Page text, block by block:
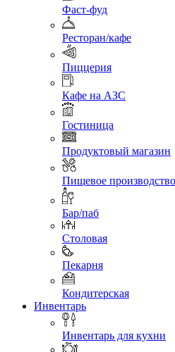
Фаст-фуд
Ресторан/кафе
Пиццерия
Кафе на АЗС
Гостиница
Продуктовый магазин
Пищевое производство
Бар/паб
Столовая
Пекарня
Кондитерская
Инвентарь
Инвентарь для кухни